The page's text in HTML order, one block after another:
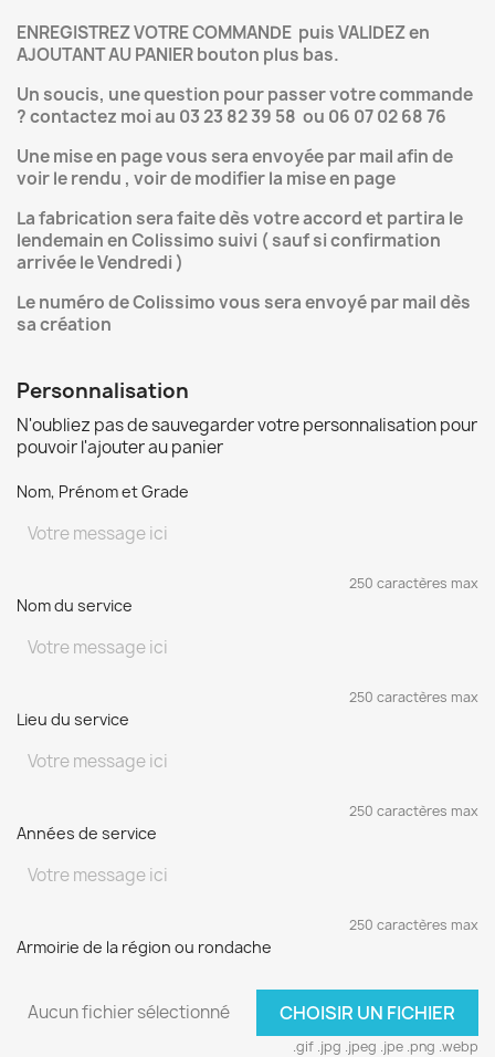
ENREGISTREZ VOTRE COMMANDE puis VALIDEZ en
AJOUTANT AU PANIER bouton plus bas.
Un soucis, une question pour passer votre commande
? contactez moi au 03 23 82 39 58 ou 06 07 02 68 76
Une mise en page vous sera envoyée par mail afin de
voir le rendu , voir de modifier la mise en page
La fabrication sera faite dès votre accord et partira le
lendemain en Colissimo suivi ( sauf si confirmation
arrivée le Vendredi )
Le numéro de Colissimo vous sera envoyé par mail dès
sa création
Personnalisation
N'oubliez pas de sauvegarder votre personnalisation pour
pouvoir l'ajouter au panier
Nom, Prénom et Grade
250 caractères max
Nom du service
250 caractères max
Lieu du service
250 caractères max
Années de service
250 caractères max
Armoirie de la région ou rondache
Aucun fichier sélectionné CHOISIR UN FICHIER
.gif .jpg .jpeg .jpe .png .webp